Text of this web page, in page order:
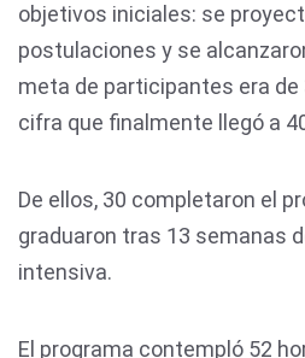
objetivos iniciales: se
postulaciones y se
meta de participantes era de
cifra que finalmente llegó a
De ellos, 30 completaron el
graduaron tras 13 semanas
intensiva.
El programa contempló 52